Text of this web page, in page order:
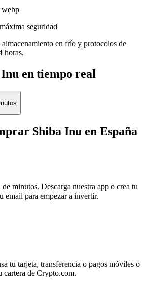
seguridad
en frío y protocolos de
horas.
en tiempo real
Shiba Inu en España
minutos. Descarga nuestra app o crea tu
email para empezar a invertir.
tu tarjeta, transferencia o pagos móviles o
cartera de Crypto.com.